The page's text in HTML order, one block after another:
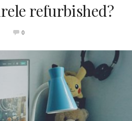
refurbished?
0